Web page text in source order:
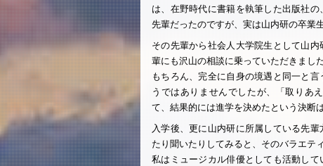
は、在野時代に書籍を執筆した出版社
先輩だったのですが、実は山内研の卒業
その先輩から社会人大学院生として山
輩にも沢山の相談に乗っていただきました
もちろん、完全に自身の境遇と同一と
うではありませんでしたが、「取りあ
て、結果的には進学を決めたという決断
入学後、更に山内研に所属している先
たり聞いたりしてみると、そのバラエテ
私はミュージカル俳優としても活動し